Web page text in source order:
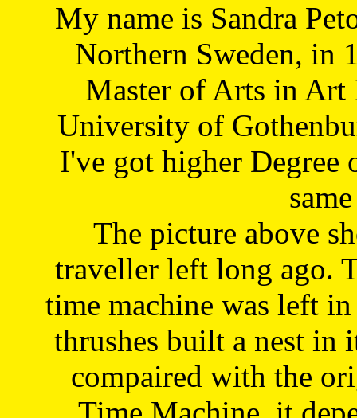
My name is Sandra
Northern Sweden, in
Master of Arts in Art
University of
I've got higher Degree
The picture above
traveller left long ago.
time machine was left
thrushes built a nest in
compaired with the